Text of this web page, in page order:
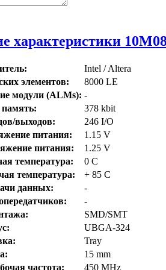
характеристики
Intel / Altera
элементов:
8000 LE
модули (ALMs): -
память:
378 kbit
выходов:
246 I/O
питания:
1.15 V
питания:
1.25 V
температура:
0 C
температура:
+ 85 C
данных:
-
-
SMD/SMT
UBGA-324
Tray
15 mm
частота:
450 MHz